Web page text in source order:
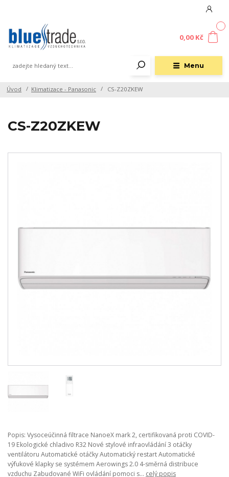
Menu
0,00 Kč
Úvod Klimatizace - Panasonic CS-Z20ZKEW
CS-Z20ZKEW
Popis: Vysoceúčinná filtrace NanoeX mark 2, certifikovaná proti COVID-
19 Ekologické chladivo R32 Nové stylové infraovládání 3 otáčky
ventilátoru Automatické otáčky Automatický restart Automatické
výfukové klapky se systémem Aerowings 2.0 4-směrná distribuce
vzduchu Zabudované WiFi ovládání pomoci s... celý popis